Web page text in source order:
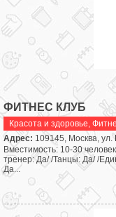
ФИТНЕС КЛУБ
Красота и здоровье,
Адрес: 109145, Москва, ул.
Вместимость: 10-30
тренер: Да/ /Танцы: Да/ /
Да...